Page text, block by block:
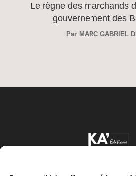
Le règne des marchands
gouvernement des
Par MARC GABRIEL